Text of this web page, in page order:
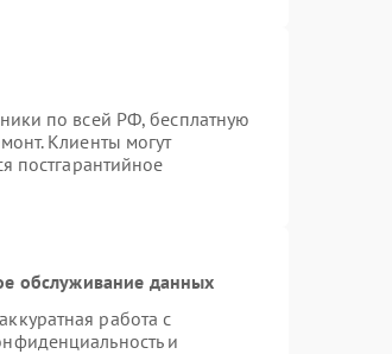
по всей РФ, бесплатную
Клиенты могут
постгарантийное
обслуживание данных
работа с
и